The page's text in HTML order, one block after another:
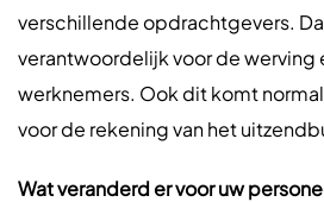
verschillende opdrachtgevers.
verantwoordelijk voor de werving
werknemers. Ook dit komt
voor de rekening van het
Wat veranderd er voor uw